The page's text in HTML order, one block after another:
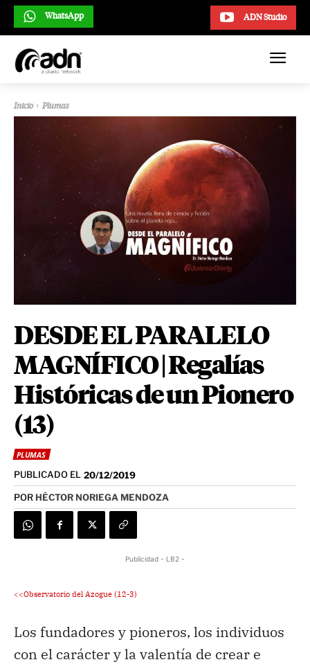
ADN Studio
WhatsApp
Inicio Plumas
DESDE EL PARALELO
MAGNÍFICO | Regalías
Históricas de un Pionero
(13)
PLUMAS
PUBLICADO EL 20/12/2019
POR HÉCTOR NORIEGA MENDOZA
Publicidad - LB2 -
<<Observatorio del Azogue (12-3)
Los fundadores y pioneros, los individuos
con el carácter y la valentía de crear e